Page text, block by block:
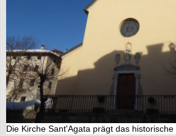
Die Kirche Sant'Agata prägt das historische